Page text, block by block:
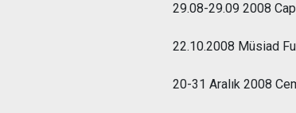
29.08-29.09 2008
22.10.2008 Müsiad
20-31 Aralık 2008